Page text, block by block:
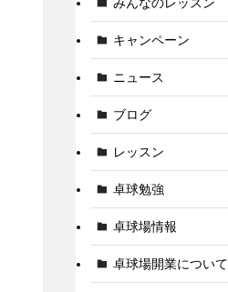
キャンペーン
ニュース
ブログ
レッスン
卓球勉強
卓球場情報
卓球場開業について